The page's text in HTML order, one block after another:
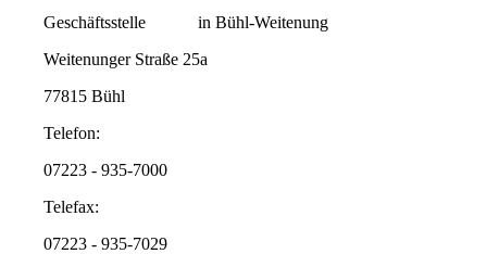
Geschäftsstelle in Bühl-Weitenung
Weitenunger Straße 25a
77815 Bühl
Telefon:
07223 - 935-7000
Telefax:
07223 - 935-7029